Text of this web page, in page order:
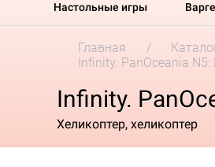
Настольные игры
Главная
Infinity. PanOceania N5:
Infinity.
Хеликоптер, хеликоптер